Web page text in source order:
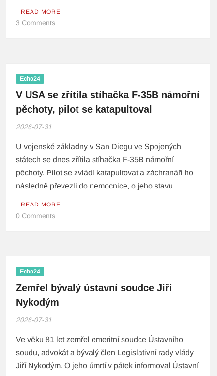
READ MORE
3 Comments
Echo24
V USA se zřítila stíhačka F-35B námořní
pěchoty, pilot se katapultoval
2026-07-31
U vojenské základny v San Diegu ve Spojených
státech se dnes zřítila stíhačka F-35B námořní
pěchoty. Pilot se zvládl katapultovat a záchranáři ho
následně převezli do nemocnice, o jeho stavu …
READ MORE
0 Comments
Echo24
Zemřel bývalý ústavní soudce Jiří
Nykodým
2026-07-31
Ve věku 81 let zemřel emeritní soudce Ústavního
soudu, advokát a bývalý člen Legislativní rady vlády
Jiří Nykodým. O jeho úmrtí v pátek informoval Ústavní